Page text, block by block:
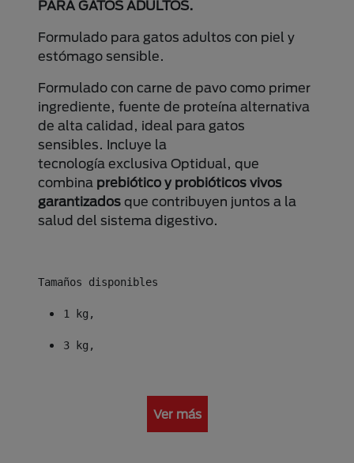
PARA GATOS ADULTOS.
Formulado para gatos adultos con piel y
estómago sensible.
Formulado con carne de pavo como primer
ingrediente, fuente de proteína alternativa
de alta calidad, ideal para gatos
sensibles. Incluye la
tecnología exclusiva Optidual, que
combina prebiótico y probióticos vivos
garantizados que contribuyen juntos a la
salud del sistema digestivo.
Tamaños disponibles
1 kg,
3 kg,
Ver más